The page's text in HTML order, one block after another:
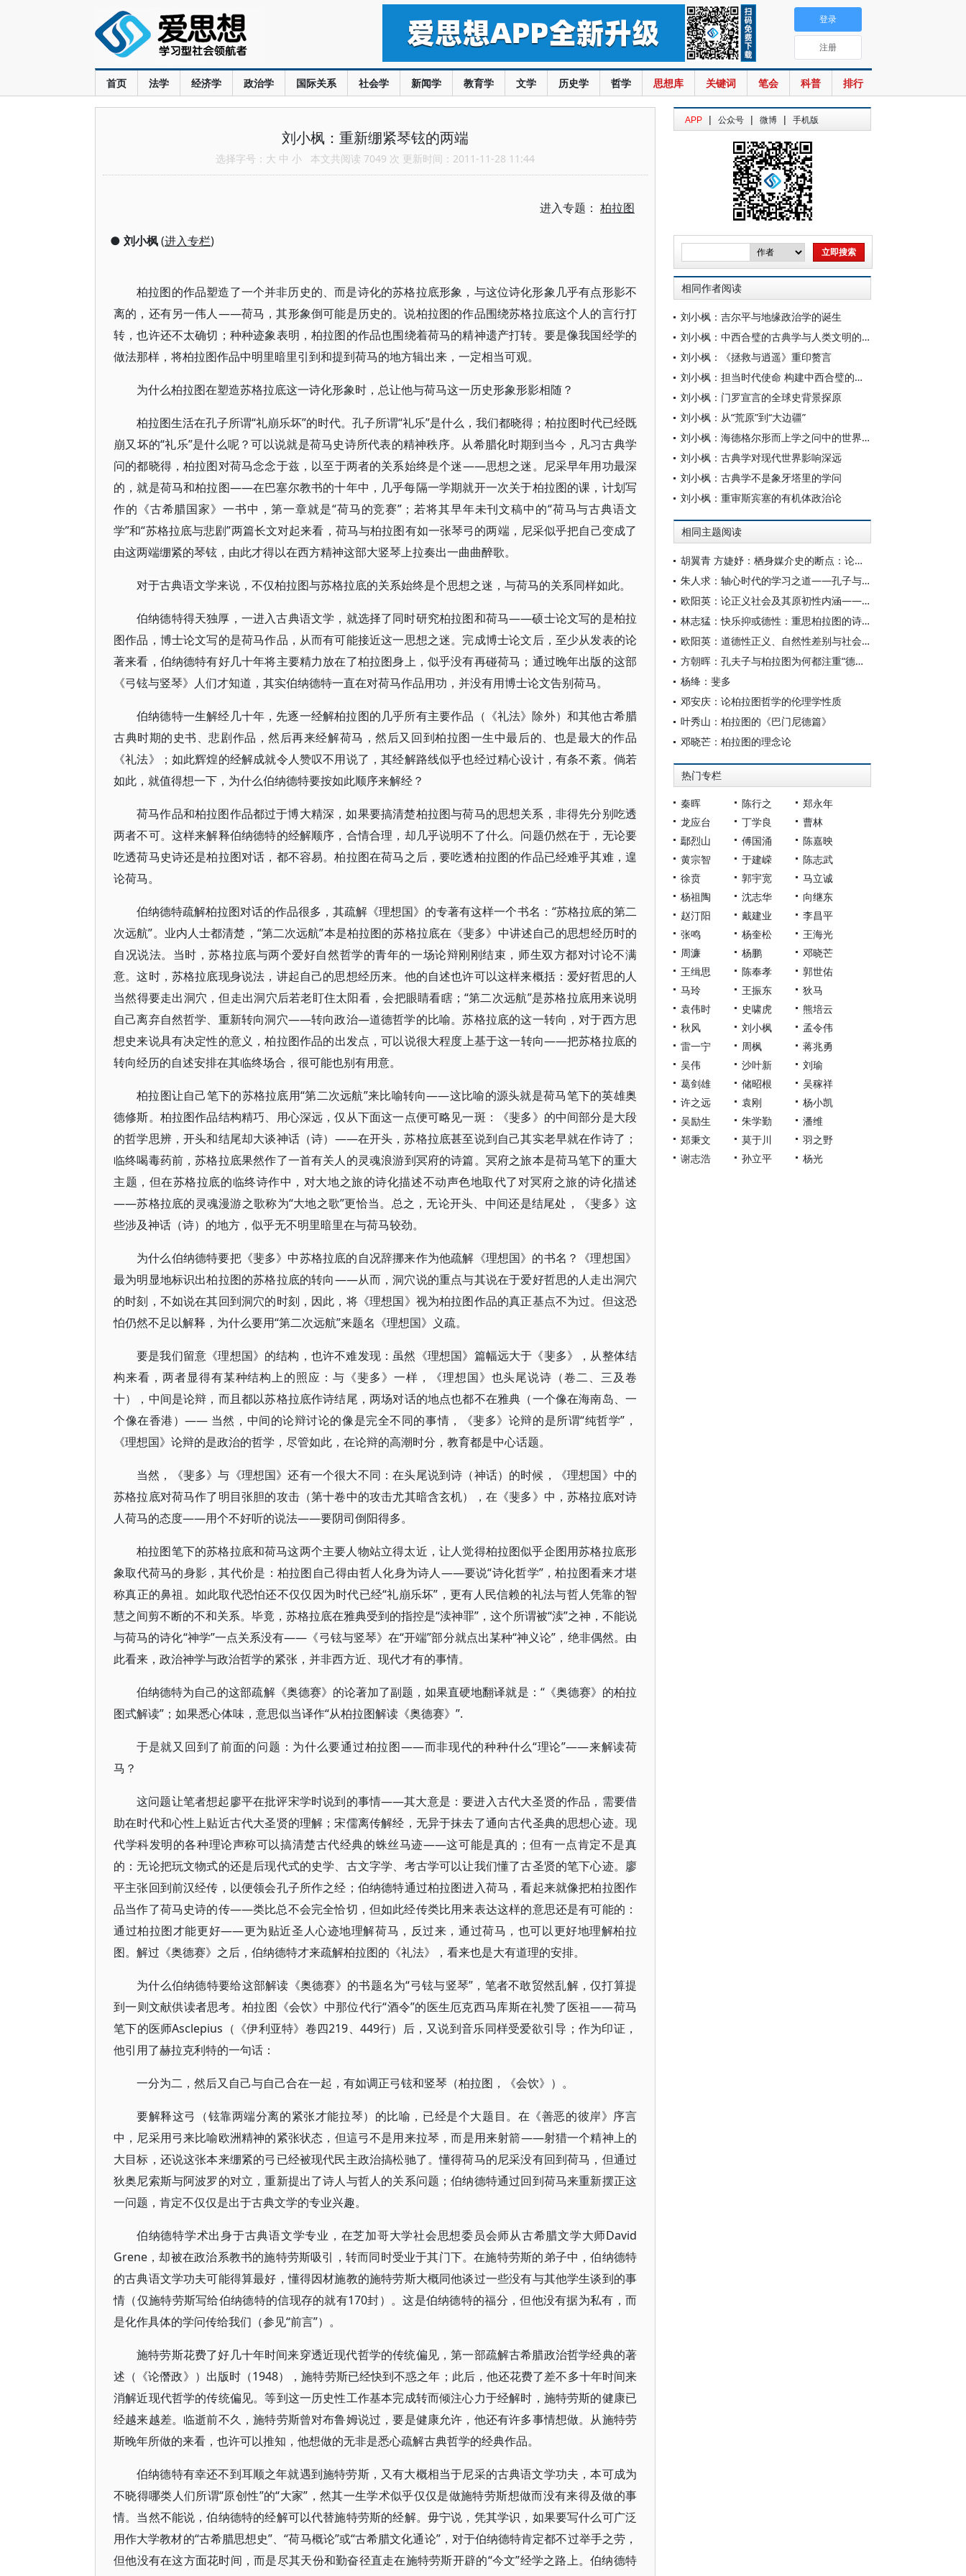
首页 法学 经济学 政治学 国际关系 社会学 新闻学 教育学 文学 历史学 哲学 思想库 关键词 笔会 科普 排行
登录
注册
刘小枫：重新绷紧琴铉的两端
选择字号： 大 中 小 本文共阅读 7049 次 更新时间：2011-11-28 11:44
进入专题： 柏拉图
● 刘小枫(进入专栏)
柏拉图的作品塑造了一个并非历史的、而是诗化的苏格拉底形象，与这位诗化形象几乎有点形影不
离的，还有另一伟人――荷马，其形象倒可能是历史的。说柏拉图的作品围绕苏格拉底这个人的言行打
转，也许还不太确切；种种迹象表明，柏拉图的作品也围绕着荷马的精神遗产打转。要是像我国经学的
做法那样，将柏拉图作品中明里暗里引到和提到荷马的地方辑出来，一定相当可观。
为什么柏拉图在塑造苏格拉底这一诗化形象时，总让他与荷马这一历史形象形影相随？
柏拉图生活在孔子所谓“礼崩乐坏”的时代。孔子所谓“礼乐”是什么，我们都晓得；柏拉图时代已经既
崩又坏的“礼乐”是什么呢？可以说就是荷马史诗所代表的精神秩序。从希腊化时期到当今，凡习古典学
问的都晓得，柏拉图对荷马念念于兹，以至于两者的关系始终是个迷――思想之迷。尼采早年用功最深
的，就是荷马和柏拉图――在巴塞尔教书的十年中，几乎每隔一学期就开一次关于柏拉图的课，计划写
作的《古希腊国家》一书中，第一章就是“荷马的竞赛”；若将其早年未刊文稿中的“荷马与古典语文
学”和“苏格拉底与悲剧”两篇长文对起来看，荷马与柏拉图有如一张琴弓的两端，尼采似乎把自己变成了
由这两端绷紧的琴铉，由此才得以在西方精神这部大竖琴上拉奏出一曲曲醉歌。
对于古典语文学来说，不仅柏拉图与苏格拉底的关系始终是个思想之迷，与荷马的关系同样如此。
伯纳德特得天独厚，一进入古典语文学，就选择了同时研究柏拉图和荷马――硕士论文写的是柏拉
图作品，博士论文写的是荷马作品，从而有可能接近这一思想之迷。完成博士论文后，至少从发表的论
著来看，伯纳德特有好几十年将主要精力放在了柏拉图身上，似乎没有再碰荷马；通过晚年出版的这部
《弓铉与竖琴》人们才知道，其实伯纳德特一直在对荷马作品用功，并没有用博士论文告别荷马。
伯纳德特一生解经几十年，先逐一经解柏拉图的几乎所有主要作品（《礼法》除外）和其他古希腊
古典时期的史书、悲剧作品，然后再来经解荷马，然后又回到柏拉图一生中最后的、也是最大的作品
《礼法》；如此辉煌的经解成就令人赞叹不用说了，其经解路线似乎也经过精心设计，有条不紊。倘若
如此，就值得想一下，为什么伯纳德特要按如此顺序来解经？
荷马作品和柏拉图作品都过于博大精深，如果要搞清楚柏拉图与荷马的思想关系，非得先分别吃透
两者不可。这样来解释伯纳德特的经解顺序，合情合理，却几乎说明不了什么。问题仍然在于，无论要
吃透荷马史诗还是柏拉图对话，都不容易。柏拉图在荷马之后，要吃透柏拉图的作品已经难乎其难，遑
论荷马。
伯纳德特疏解柏拉图对话的作品很多，其疏解《理想国》的专著有这样一个书名：“苏格拉底的第二
次远航”。业内人士都清楚，“第二次远航”本是柏拉图的苏格拉底在《斐多》中讲述自己的思想经历时的
自况说法。当时，苏格拉底与两个爱好自然哲学的青年的一场论辩刚刚结束，师生双方都对讨论不满
意。这时，苏格拉底现身说法，讲起自己的思想经历来。他的自述也许可以这样来概括：爱好哲思的人
当然得要走出洞穴，但走出洞穴后若老盯住太阳看，会把眼睛看瞎；“第二次远航”是苏格拉底用来说明
自己离弃自然哲学、重新转向洞穴――转向政治―道德哲学的比喻。苏格拉底的这一转向，对于西方思
想史来说具有决定性的意义，柏拉图作品的出发点，可以说很大程度上基于这一转向――把苏格拉底的
转向经历的自述安排在其临终场合，很可能也别有用意。
柏拉图让自己笔下的苏格拉底用“第二次远航”来比喻转向――这比喻的源头就是荷马笔下的英雄奥
德修斯。柏拉图作品结构精巧、用心深远，仅从下面这一点便可略见一斑：《斐多》的中间部分是大段
的哲学思辨，开头和结尾却大谈神话（诗）――在开头，苏格拉底甚至说到自己其实老早就在作诗了；
临终喝毒药前，苏格拉底果然作了一首有关人的灵魂浪游到冥府的诗篇。冥府之旅本是荷马笔下的重大
主题，但在苏格拉底的临终诗作中，对大地之旅的诗化描述不动声色地取代了对冥府之旅的诗化描述
――苏格拉底的灵魂漫游之歌称为“大地之歌”更恰当。总之，无论开头、中间还是结尾处，《斐多》这
些涉及神话（诗）的地方，似乎无不明里暗里在与荷马较劲。
为什么伯纳德特要把《斐多》中苏格拉底的自况辞挪来作为他疏解《理想国》的书名？《理想国》
最为明显地标识出柏拉图的苏格拉底的转向――从而，洞穴说的重点与其说在于爱好哲思的人走出洞穴
的时刻，不如说在其回到洞穴的时刻，因此，将《理想国》视为柏拉图作品的真正基点不为过。但这恐
怕仍然不足以解释，为什么要用“第二次远航”来题名《理想国》义疏。
要是我们留意《理想国》的结构，也许不难发现：虽然《理想国》篇幅远大于《斐多》，从整体结
构来看，两者显得有某种结构上的照应：与《斐多》一样，《理想国》也头尾说诗（卷二、三及卷
十），中间是论辩，而且都以苏格拉底作诗结尾，两场对话的地点也都不在雅典（一个像在海南岛、一
个像在香港）—— 当然，中间的论辩讨论的像是完全不同的事情，《斐多》论辩的是所谓“纯哲学”，
《理想国》论辩的是政治的哲学，尽管如此，在论辩的高潮时分，教育都是中心话题。
当然，《斐多》与《理想国》还有一个很大不同：在头尾说到诗（神话）的时候，《理想国》中的
苏格拉底对荷马作了明目张胆的攻击（第十卷中的攻击尤其暗含玄机），在《斐多》中，苏格拉底对诗
人荷马的态度――用个不好听的说法――要阴司倒阳得多。
柏拉图笔下的苏格拉底和荷马这两个主要人物站立得太近，让人觉得柏拉图似乎企图用苏格拉底形
象取代荷马的身影，其代价是：柏拉图自己得由哲人化身为诗人――要说“诗化哲学”，柏拉图看来才堪
称真正的鼻祖。如此取代恐怕还不仅仅因为时代已经“礼崩乐坏”，更有人民信赖的礼法与哲人凭靠的智
慧之间剪不断的不和关系。毕竟，苏格拉底在雅典受到的指控是“渎神罪”，这个所谓被“渎”之神，不能说
与荷马的诗化“神学”一点关系没有――《弓铉与竖琴》在“开端”部分就点出某种“神义论”，绝非偶然。由
此看来，政治神学与政治哲学的紧张，并非西方近、现代才有的事情。
伯纳德特为自己的这部疏解《奥德赛》的论著加了副题，如果直硬地翻译就是：“《奥德赛》的柏拉
图式解读”；如果悉心体味，意思似当译作“从柏拉图解读《奥德赛》”.
于是就又回到了前面的问题：为什么要通过柏拉图――而非现代的种种什么“理论”――来解读荷
马？
这问题让笔者想起廖平在批评宋学时说到的事情――其大意是：要进入古代大圣贤的作品，需要借
助在时代和心性上贴近古代大圣贤的理解；宋儒离传解经，无异于抹去了通向古代圣典的思想心迹。现
代学科发明的各种理论声称可以搞清楚古代经典的蛛丝马迹――这可能是真的；但有一点肯定不是真
的：无论把玩文物式的还是后现代式的史学、古文字学、考古学可以让我们懂了古圣贤的笔下心迹。廖
平主张回到前汉经传，以便领会孔子所作之经；伯纳德特通过柏拉图进入荷马，看起来就像把柏拉图作
品当作了荷马史诗的传――类比总不会完全恰切，但如此经传类比用来表达这样的意思还是有可能的：
通过柏拉图才能更好――更为贴近圣人心迹地理解荷马，反过来，通过荷马，也可以更好地理解柏拉
图。解过《奥德赛》之后，伯纳德特才来疏解柏拉图的《礼法》，看来也是大有道理的安排。
为什么伯纳德特要给这部解读《奥德赛》的书题名为“弓铉与竖琴”，笔者不敢贸然乱解，仅打算提
到一则文献供读者思考。柏拉图《会饮》中那位代行“酒令”的医生厄克西马库斯在礼赞了医祖――荷马
笔下的医师Asclepius（《伊利亚特》卷四219、449行）后，又说到音乐同样受爱欲引导；作为印证，
他引用了赫拉克利特的一句话：
一分为二，然后又自己与自己合在一起，有如调正弓铉和竖琴（柏拉图，《会饮》）。
要解释这弓（铉靠两端分离的紧张才能拉琴）的比喻，已经是个大题目。在《善恶的彼岸》序言
中，尼采用弓来比喻欧洲精神的紧张状态，但這弓不是用来拉琴，而是用来射箭――射猎一个精神上的
大目标，还说这张本来绷紧的弓已经被现代民主政治搞松驰了。懂得荷马的尼采没有回到荷马，但通过
狄奥尼索斯与阿波罗的对立，重新提出了诗人与哲人的关系问题；伯纳德特通过回到荷马来重新摆正这
一问题，肯定不仅仅是出于古典文学的专业兴趣。
伯纳德特学术出身于古典语文学专业，在芝加哥大学社会思想委员会师从古希腊文学大师David
Grene，却被在政治系教书的施特劳斯吸引，转而同时受业于其门下。在施特劳斯的弟子中，伯纳德特
的古典语文学功夫可能得算最好，懂得因材施教的施特劳斯大概同他谈过一些没有与其他学生谈到的事
情（仅施特劳斯写给伯纳德特的信现存的就有170封）。这是伯纳德特的福分，但他没有据为私有，而
是化作具体的学问传给我们（参见“前言”）。
施特劳斯花费了好几十年时间来穿透近现代哲学的传统偏见，第一部疏解古希腊政治哲学经典的著
述（《论僭政》）出版时（1948），施特劳斯已经快到不惑之年；此后，他还花费了差不多十年时间来
消解近现代哲学的传统偏见。等到这一历史性工作基本完成转而倾注心力于经解时，施特劳斯的健康已
经越来越差。临逝前不久，施特劳斯曾对布鲁姆说过，要是健康允许，他还有许多事情想做。从施特劳
斯晚年所做的来看，也许可以推知，他想做的无非是悉心疏解古典哲学的经典作品。
伯纳德特有幸还不到耳顺之年就遇到施特劳斯，又有大概相当于尼采的古典语文学功夫，本可成为
不晓得哪类人们所谓“原创性”的“大家”，然其一生学术似乎仅仅是做施特劳斯想做而没有来得及做的事
情。当然不能说，伯纳德特的经解可以代替施特劳斯的经解。毋宁说，凭其学识，如果要写什么可广泛
用作大学教材的“古希腊思想史”、“荷马概论”或“古希腊文化通论”，对于伯纳德特肯定都不过举手之劳，
但他没有在这方面花时间，而是尽其天份和勤奋径直走在施特劳斯开辟的“今文”经学之路上。伯纳德特
APP | 公众号 | 微博 | 手机版
相同作者阅读
刘小枫：吉尔平与地缘政治学的诞生
刘小枫：中西合璧的古典学与人类文明的未来
刘小枫：《拯救与逍遥》重印赘言
刘小枫：担当时代使命 构建中西合璧的古典学
刘小枫：门罗宣言的全球史背景探原
刘小枫：从“荒原”到“大边疆”
刘小枫：海德格尔形而上学之问中的世界历史
刘小枫：古典学对现代世界影响深远
刘小枫：古典学不是象牙塔里的学问
刘小枫：重审斯宾塞的有机体政治论
相同主题阅读
胡翼青 方婕妤：栖身媒介史的断点：论柏拉图的媒介思想
朱人求：轴心时代的学习之道——孔子与柏拉图的对话
欧阳英：论正义社会及其原初性内涵——孔子与柏拉图正义思想之比较的启示
林志猛：快乐抑或德性：重思柏拉图的诗哲之争
欧阳英：道德性正义、自然性差别与社会包容——关于正义本质的一种分析
方朝晖：孔夫子与柏拉图为何都注重“德性”？
杨绛：斐多
邓安庆：论柏拉图哲学的伦理学性质
叶秀山：柏拉图的《巴门尼德篇》
邓晓芒：柏拉图的理念论
热门专栏
秦晖 陈行之
郑永年
龙应台
丁学良
曹林
鄢烈山
傅国涌
陈嘉映
黄宗智
于建嵘
陈志武
徐贲
郭宇宽
马立诚
杨祖陶
沈志华
向继东
赵汀阳
戴建业
李昌平
张鸣
杨奎松
王海光
周濂
杨鹏
邓晓芒
王缉思
陈奉孝
郭世佑
马玲
王振东
狄马
袁伟时
史啸虎
熊培云
秋风
刘小枫
孟令伟
雷一宁
周枫
蒋兆勇
吴伟
沙叶新
刘瑜
葛剑雄
储昭根
吴稼祥
许之远
袁刚
杨小凯
吴励生
朱学勤
潘维
郑秉文
莫于川
羽之野
谢志浩
孙立平 杨光